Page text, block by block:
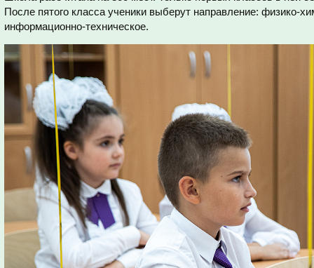
После пятого класса ученики выберут направление: физико-
информационно-техническое.